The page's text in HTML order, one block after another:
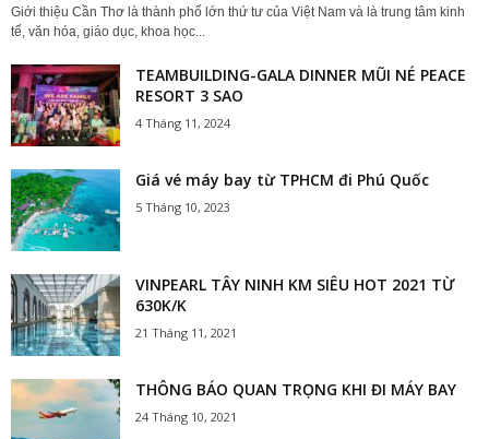
Giới thiệu Cần Thơ là thành phố lớn thứ tư của Việt Nam và là trung tâm kinh
tế, văn hóa, giáo dục, khoa học...
TEAMBUILDING-GALA DINNER MŨI NÉ PEACE
RESORT 3 SAO
4 Tháng 11, 2024
Giá vé máy bay từ TPHCM đi Phú Quốc
5 Tháng 10, 2023
VINPEARL TÂY NINH KM SIÊU HOT 2021 TỪ
630K/K
21 Tháng 11, 2021
THÔNG BÁO QUAN TRỌNG KHI ĐI MÁY BAY
24 Tháng 10, 2021